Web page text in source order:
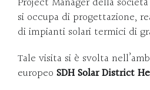
si occupa di progettazione,
di impianti solari termici di
Tale visita si è svolta
europeo SDH Solar District